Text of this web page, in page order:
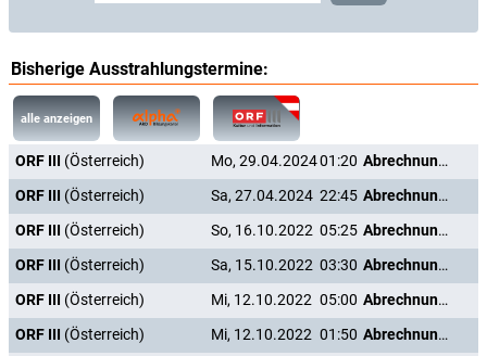
Bisherige Ausstrahlungstermine:
alle anzeigen
ORF III (Österreich) Mo, 29.04.202401:20
Abrechnung mit einer Dynastie: Die Habsburger nach 1918
ORF III (Österreich) Sa, 27.04.2024 22:45
Abrechnung mit einer Dynastie: Die Habsburger nach 1918
ORF III (Österreich) So, 16.10.2022 05:25
Abrechnung mit einer Dynastie: Die Habsburger nach 1918
ORF III (Österreich) Sa, 15.10.2022 03:30
Abrechnung mit einer Dynastie: Die Habsburger nach 1918
ORF III (Österreich) Mi, 12.10.2022 05:00
Abrechnung mit einer Dynastie: Die Habsburger nach 1918
ORF III (Österreich) Mi, 12.10.2022 01:50
Abrechnung mit einer Dynastie: Die Habsburger nach 1918